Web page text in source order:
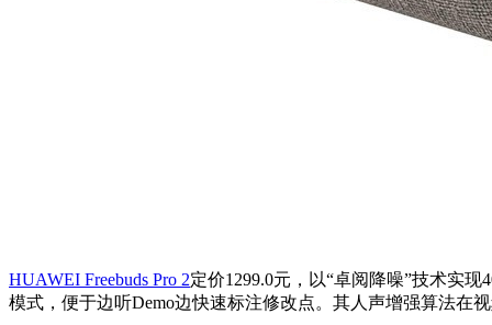
HUAWEI Freebuds Pro 2定价1299.0元，以“卓阅降噪”技术实
模式，便于边听Demo边快速标注修改点。其人声增强算法在